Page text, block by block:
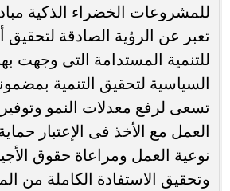
للمشروعات الخضراء الذكية
تعبر عن الرؤية الصادقة
للتنمية المستدامة التى وجهت
السياسية لتحقيق التنمية
تسعى لرفع معدلات النمو
العمل مع الأخذ فى الإعتبار
نوعية العمل ومراعاة حقوق
وتحقيق الاستفادة الكاملة من